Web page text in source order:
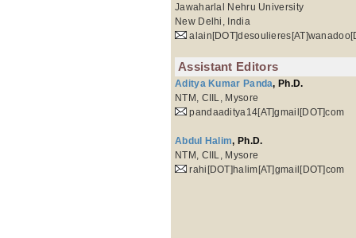
Jawaharlal Nehru University
New Delhi, India
Assistant Editors
Aditya Kumar Panda, Ph.D.
NTM, CIIL, Mysore
pandaaditya14[AT]gmail[DOT]com
Abdul Halim, Ph.D.
NTM, CIIL, Mysore
rahi[DOT]halim[AT]gmail[DOT]com